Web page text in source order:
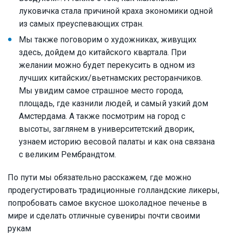
луковичка стала причиной краха экономики одной
из самых преуспевающих стран.
Мы также поговорим о художниках, живущих
здесь, дойдем до китайского квартала. При
желании можно будет перекусить в одном из
лучших китайских/вьетнамских ресторанчиков.
Мы увидим самое страшное место города,
площадь, где казнили людей, и самый узкий дом
Амстердама. А также посмотрим на город с
высоты, заглянем в университетский дворик,
узнаем историю весовой палаты и как она связана
с великим Рембрандтом.
По пути мы обязательно расскажем, где можно
продегустировать традиционные голландские ликеры,
попробовать самое вкусное шоколадное печенье в
мире и сделать отличные сувениры почти своими
рукам